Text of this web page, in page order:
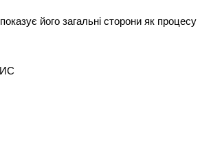
його загальні сторони як